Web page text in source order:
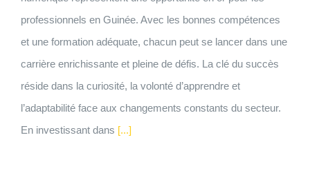
professionnels en Guinée. Avec les bonnes compétences
et une formation adéquate, chacun peut se lancer dans une
carrière enrichissante et pleine de défis. La clé du succès
réside dans la curiosité, la volonté d’apprendre et
l’adaptabilité face aux changements constants du secteur.
En investissant dans [...]